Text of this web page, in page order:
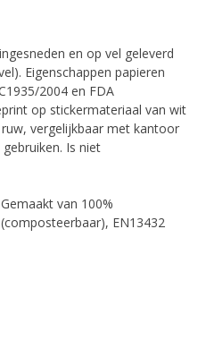
en op vel geleverd
Eigenschappen papieren
2004 en FDA
op stickermateriaal van wit
vergelijkbaar met kantoor
Is niet
van 100%
EN13432